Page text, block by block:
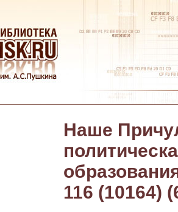
Наше
116 (10164)